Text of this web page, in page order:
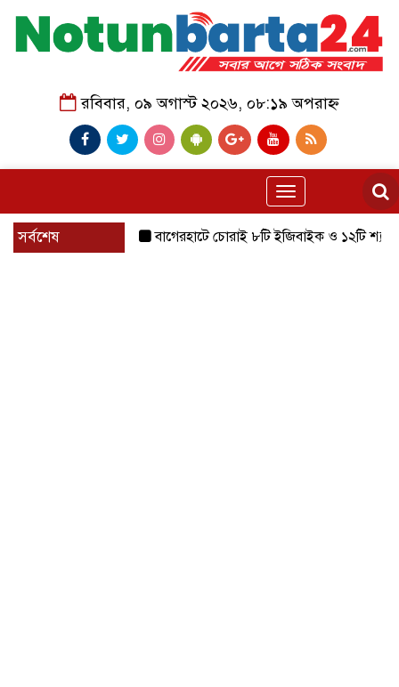
রবিবার, ০৯ অগাস্ট ২০২৬, ০৮:১৯ অপরাহ্ন
Toggle
navigation
সর্বশেষ বাগেরহাটে চোরাই ৮টি ইজিবাইক ও ১২টি